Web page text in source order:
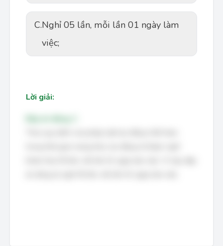
C.Nghỉ 05 lần, mỗi lần 01 ngày làm
việc;
Lời giải: